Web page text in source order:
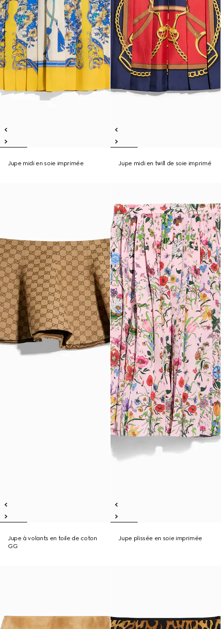
Jupe midi en soie imprimée Jupe midi en twill de soie imprimé
Jupe à volants en toile de coton
GG
Jupe plissée en soie imprimée